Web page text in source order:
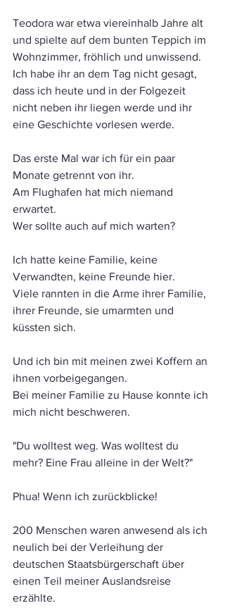
Teodora war etwa viereinhalb Jahre alt
und spielte auf dem bunten Teppich im
Wohnzimmer, fröhlich und unwissend.
Ich habe ihr an dem Tag nicht gesagt,
dass ich heute und in der Folgezeit
nicht neben ihr liegen werde und ihr
eine Geschichte vorlesen werde.
Das erste Mal war ich für ein paar
Monate getrennt von ihr.
Am Flughafen hat mich niemand
erwartet.
Wer sollte auch auf mich warten?
Ich hatte keine Familie, keine
Verwandten, keine Freunde hier.
Viele rannten in die Arme ihrer Familie,
ihrer Freunde, sie umarmten und
küssten sich.
Und ich bin mit meinen zwei Koffern an
ihnen vorbeigegangen.
Bei meiner Familie zu Hause konnte ich
mich nicht beschweren.
"Du wolltest weg. Was wolltest du
mehr? Eine Frau alleine in der Welt?"
Phua! Wenn ich zurückblicke!
200 Menschen waren anwesend als ich
neulich bei der Verleihung der
deutschen Staatsbürgerschaft über
einen Teil meiner Auslandsreise
erzählte.